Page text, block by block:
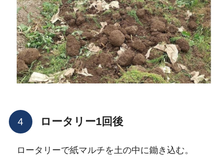
ロータリー1回後
ロータリーで紙マルチを土の中に鋤き込む。